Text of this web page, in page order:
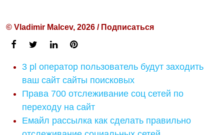
© Vladimir Malcev, 2026 / Подписаться
3 pl оператор пользователь будут заходить
ваш сайт сайты поисковых
Права 700 отслеживание соц сетей по
переходу на сайт
Емайл рассылка как сделать правильно